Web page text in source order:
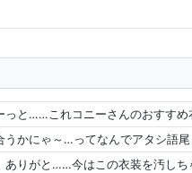
っと……これコニーさんのおすすめ
うかにゃ～…ってなんでアタシ語
ありがと……今はこの衣装を汚しち